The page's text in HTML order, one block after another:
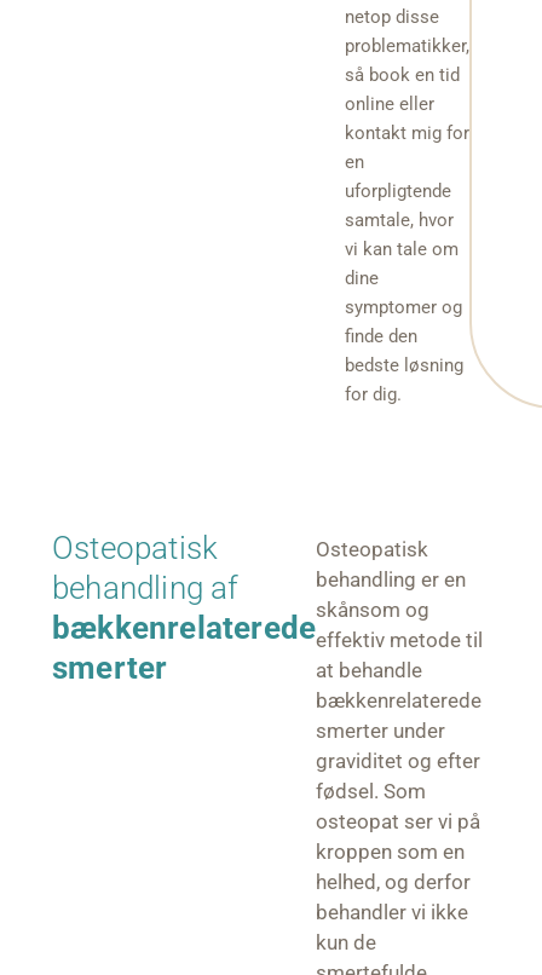
netop disse
problematikker,
så book en tid
online eller
kontakt mig for
en
uforpligtende
samtale, hvor
vi kan tale om
dine
symptomer og
finde den
bedste løsning
for dig.
Osteopatisk
behandling af
bækkenrelaterede
smerter
Osteopatisk
behandling er en
skånsom og
effektiv metode til
at behandle
bækkenrelaterede
smerter under
graviditet og efter
fødsel. Som
osteopat ser vi på
kroppen som en
helhed, og derfor
behandler vi ikke
kun de